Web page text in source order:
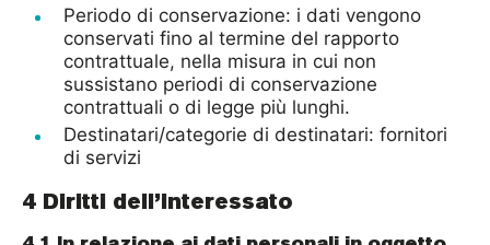
Periodo di conservazione: i dati vengono
conservati fino al termine del rapporto
contrattuale, nella misura in cui non
sussistano periodi di conservazione
contrattuali o di legge più lunghi.
Destinatari/categorie di destinatari: fornitori
di servizi
4 Diritti dell’interessato